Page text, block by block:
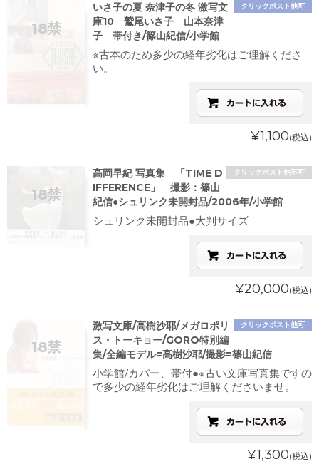
クリックポスト他可
いさ子の夏 奈津子の冬 激写文
庫10 鷲尾いさ子 山本奈津
子 帯付き/篠山紀信/小学館
※古本のため多少の経年劣化はご理解くださ
い。
¥1,100(税込)
クリックポスト他不可
高岡早紀 写真集 「TIME D
IFFERENCE」 撮影：篠山
紀信●シュリンク未開封品/2006年/小学館
シュリンク未開封品●大判サイズ
¥20,000(税込)
クリックポスト他可
激写文庫/高樹沙耶/メガロポリ
ス・トーキョー/GORO特別編
集/全編モデル=高樹沙耶/撮影=篠山紀信
小学館/カバー、帯付●※古い文庫写真集ですの
で多少の経年劣化はご理解くださいませ。
¥1,300(税込)